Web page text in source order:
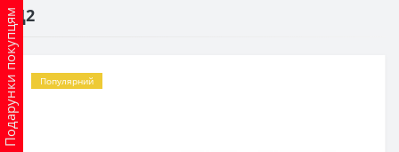
Подарунки покупцямД2
Популярний